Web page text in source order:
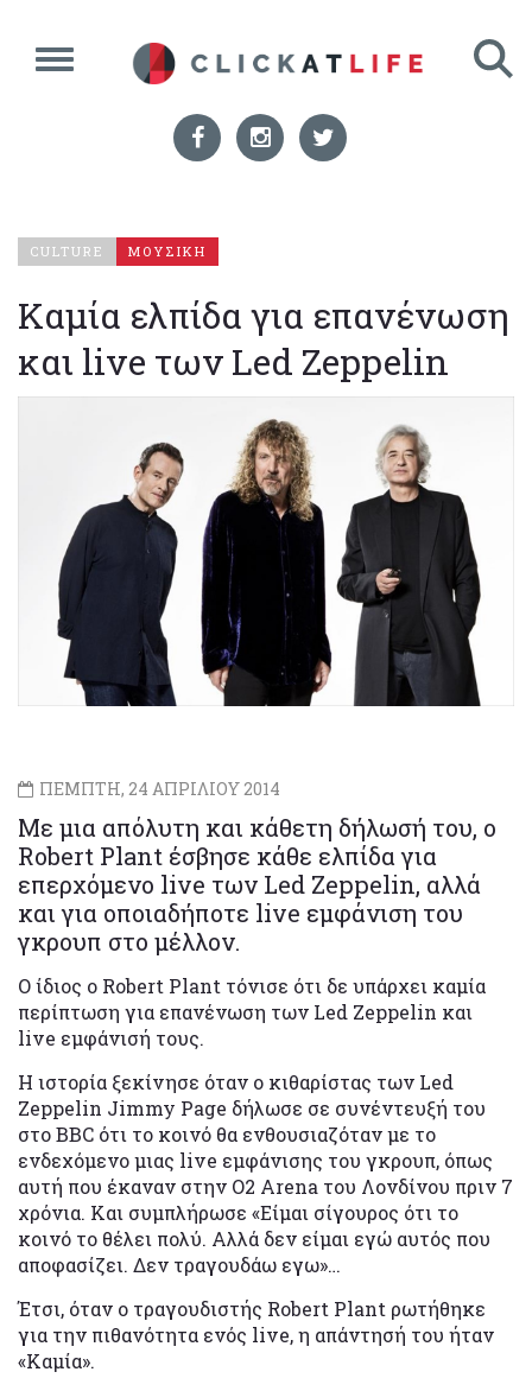
CULTURE ΜΟΥΣΙΚΗ
Καμία ελπίδα για επανένωση
και live των Led Zeppelin
ΠΕΜΠΤΗ, 24 ΑΠΡΙΛΙΟΥ 2014
Με μια απόλυτη και κάθετη δήλωσή του, ο
Robert Plant έσβησε κάθε ελπίδα για
επερχόμενο live των Led Zeppelin, αλλά
και για οποιαδήποτε live εμφάνιση του
γκρουπ στο μέλλον.
Ο ίδιος ο Robert Plant τόνισε ότι δε υπάρχει καμία
περίπτωση για επανένωση των Led Zeppelin και
live εμφάνισή τους.
Η ιστορία ξεκίνησε όταν ο κιθαρίστας των Led
Zeppelin Jimmy Page δήλωσε σε συνέντευξή του
στο BBC ότι το κοινό θα ενθουσιαζόταν με το
ενδεχόμενο μιας live εμφάνισης του γκρουπ, όπως
αυτή που έκαναν στην O2 Arena του Λονδίνου πριν 7
χρόνια. Και συμπλήρωσε «Είμαι σίγουρος ότι το
κοινό το θέλει πολύ. Αλλά δεν είμαι εγώ αυτός που
αποφασίζει. Δεν τραγουδάω εγω»…
Έτσι, όταν ο τραγουδιστής Robert Plant ρωτήθηκε
για την πιθανότητα ενός live, η απάντησή του ήταν
«Καμία».